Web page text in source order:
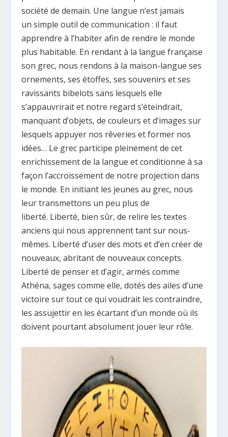
société de demain. Une langue n’est jamais
un simple outil de communication : il faut
apprendre à l’habiter afin de rendre le monde
plus habitable. En rendant à la langue française
son grec, nous rendons à la maison-langue ses
ornements, ses étoffes, ses souvenirs et ses
ravissants bibelots sans lesquels elle
s’appauvrirait et notre regard s’éteindrait,
manquant d’objets, de couleurs et d’images sur
lesquels appuyer nos rêveries et former nos
idées… Le grec participe pleinement de cet
enrichissement de la langue et conditionne à sa
façon l’accroissement de notre projection dans
le monde. En initiant les jeunes au grec, nous
leur transmettons un peu plus de
liberté. Liberté, bien sûr, de relire les textes
anciens qui nous apprennent tant sur nous-
mêmes. Liberté d’user des mots et d’en créer de
nouveaux, abritant de nouveaux concepts.
Liberté de penser et d’agir, armés comme
Athéna, sages comme elle, dotés des ailes d’une
victoire sur tout ce qui voudrait les contraindre,
les assujettir en les écartant d’un monde où ils
doivent pourtant absolument jouer leur rôle.